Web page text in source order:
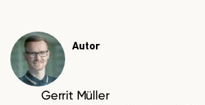
Autor
Gerrit Müller